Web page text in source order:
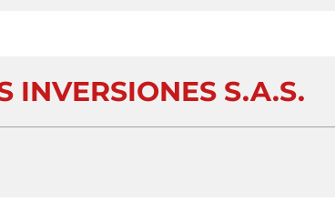
INVERSIONES S.A.S.